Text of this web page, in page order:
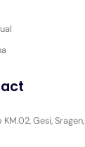
Gesi, Sragen,